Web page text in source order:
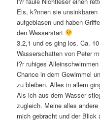
Eis, k?nnen sie
aufgeblasen und haben
den Wasserstart
3,2,1 und es ging los. Ca.
Wasserschatten von Peter
f?r ruhiges
Chance in dem Gewimmel
zu bleiben. Alles in allem
Als ich aus dem Wasser
zugleich. Meine alles
mich gebracht und der